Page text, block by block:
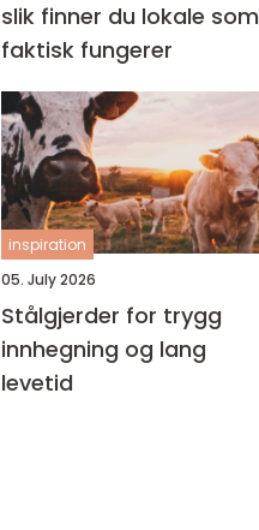
slik finner du lokale som
faktisk fungerer
inspiration
05. July 2026
Stålgjerder for trygg
innhegning og lang
levetid